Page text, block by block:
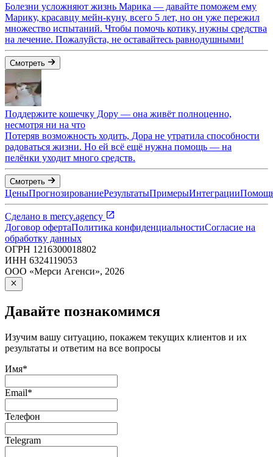
Болезни усложняют жизнь Марика — давайте поможем ему
Марику, красавцу мейн-куну, всего 5 лет, но он уже пережил
множество испытаний. Чтобы помочь котику, нужны средства
на лечение. Пожалуйста, не оставайтесь равнодушными!
Смотреть
Поддержите кошечку Дору — она живёт полноценно,
несмотря ни на что
Потеряв возможность ходить, Дора не утратила способности
радоваться жизни. Но ей всё ещё нужна помощь — на
пелёнки уходит много средств.
Смотреть
ЦеныПрогнозированиеРезультатыПримерыИнтеграции
Сделано в mercy.agency
Договор офертаПолитика конфиденциальностиСогласие на
обработку данных
ОГРН 1216300018802
ИНН 6324119053
ООО «Мерси Агенси», 2026
Давайте познакомимся
Изучим вашу ситуацию, покажем текущих клиентов и их
результаты и ответим на все вопросы
Имя*
Email*
Телефон
Telegram